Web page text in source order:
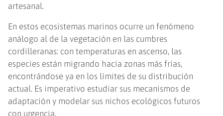
artesanal.
En estos ecosistemas marinos ocurre un fenómeno
análogo al de la vegetación en las cumbres
cordilleranas: con temperaturas en ascenso, las
especies están migrando hacia zonas más frías,
encontrándose ya en los límites de su distribución
actual. Es imperativo estudiar sus mecanismos de
adaptación y modelar sus nichos ecológicos futuros
con urgencia.